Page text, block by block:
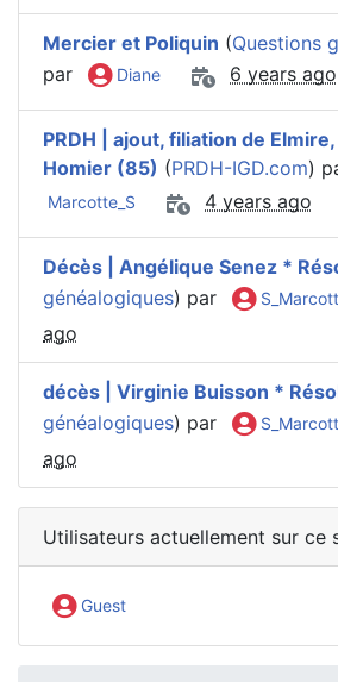
Mercier et Poliquin (Questions
par
Diane 6 years ago
PRDH | ajout, filiation de
Homier (85) (PRDH-IGD.com)
Marcotte_S 4 years ago
Décès | Angélique Senez *
généalogiques) par
ago
décès | Virginie Buisson *
généalogiques) par
ago
Utilisateurs actuellement sur ce
Guest